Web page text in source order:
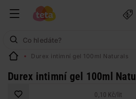
Durex intimní gel 100ml Naturals
Durex intimní gel 100ml
0,10 Kč/ lit